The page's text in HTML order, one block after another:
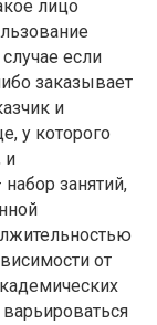
лицо
если
заказывает
и
у которого
и
набор занятий,
от